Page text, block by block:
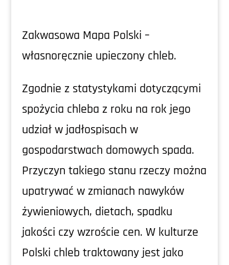
Zakwasowa Mapa Polski –
własnoręcznie upieczony chleb.
Zgodnie z statystykami dotyczącymi
spożycia chleba z roku na rok jego
udział w jadłospisach w
gospodarstwach domowych spada.
Przyczyn takiego stanu rzeczy można
upatrywać w zmianach nawyków
żywieniowych, dietach, spadku
jakości czy wzroście cen. W kulturze
Polski chleb traktowany jest jako